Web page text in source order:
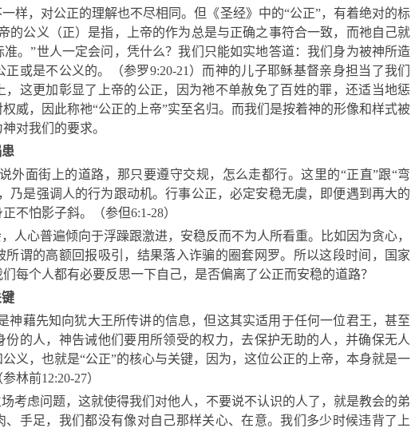
样，对公正的理解也不尽相同。但《圣经》中的“公正”，有着绝对的标
公义（正）是指，上帝的作为总是与正确之事符合一致，而祂自己就
。”世人一定会问，凭什么？我们只能如实地答道：我们身为被神所造
或是不公义的。（参罗9:20-21）而神的儿子耶稣基督亲身担当了我们
，这更加彰显了上帝的公正，因为祂不单赦免了百姓的罪，还适当地惩
威，因此称祂“公正的上帝”实至名归。而我们是按着神的形像和样式被
对我们的要求。
外面街上的道路，那只要遵守交规，怎么走都行。这里的“正直”跟“弯
乃是强调人的行为跟动机。行事公正，必定安稳无虞，即便遇到再大的
不怕影子斜。（参但6:1-28）
人心普遍倾向于浮躁跟激进，安稳反而不为人所看重。比如因为贪心，
所谓的高额回报吸引，结果落入诈骗的圈套网罗。所以这段时间，国家
每个人都有必要反思一下自己，是否偏离了公正而安稳的道路？
神藉先知向犹大王所传讲的信息，但这其实适用于任何一位君王，甚至
的人，神告诫他们要用所领受的权力，去保护无助的人，并确保无人
义，也就是“公正”的核心与关键，因为，这位公正的上帝，本身就是一
林前12:20-27）
考虑问题，这就使得我们对他人，不要说不认识的人了，就是教会的弟
、手足，我们都没有像对自己那样关心、在意。我们多少时候违背了上